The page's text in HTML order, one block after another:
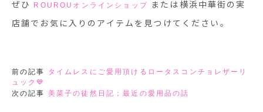
ぜひ ROUROUオンラインショップ または横浜中華街の実
店舗でお気に入りのアイテムを見つけてください。
前の記事
タイムレスにご愛用頂けるロータスコンチョレザーリ
ュック💙
次の記事 美菜子の徒然日記；最近の愛用品の話